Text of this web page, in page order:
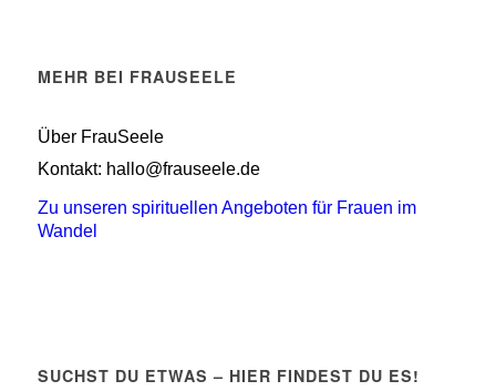
MEHR BEI FRAUSEELE
Über FrauSeele
Kontakt: hallo@frauseele.de
Zu unseren spirituellen Angeboten für Frauen im
Wandel
SUCHST DU ETWAS – HIER FINDEST DU ES!